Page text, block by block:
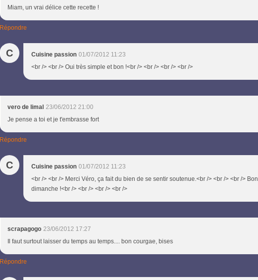
Miam, un vrai délice cette recette !
Répondre
C Cuisine passion 01/07/2012 11:23
<br /> <br /> Oui très simple et bon !<br /> <br /> <br /> <br />
vero de limal 23/06/2012 21:00
Je pense a toi et je t'embrasse fort
Répondre
C Cuisine passion 01/07/2012 11:23
<br /> <br /> Merci Véro, ça fait du bien de se sentir soutenue.<br /> <br /> <br /> Bon
dimanche !<br /> <br /> <br /> <br />
scrapagogo 23/06/2012 17:27
Il faut surtout laisser du temps au temps.... bon courgae, bises
Répondre